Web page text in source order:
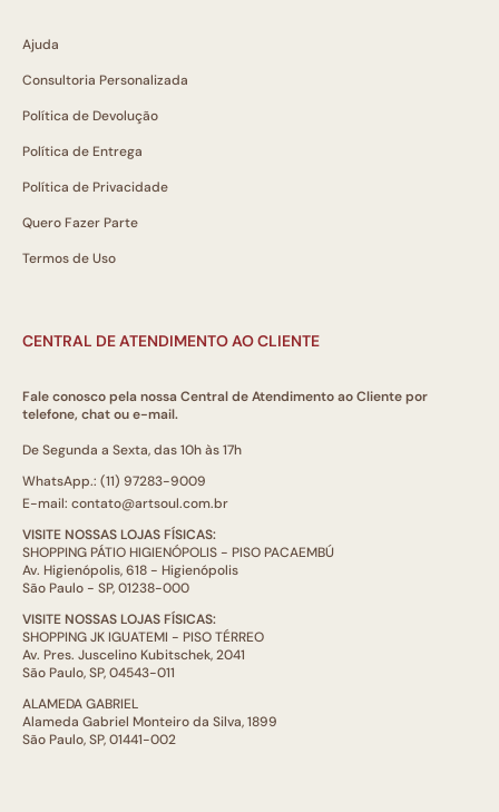
Ajuda
Consultoria Personalizada
Política de Devolução
Política de Entrega
Política de Privacidade
Quero Fazer Parte
Termos de Uso
CENTRAL DE ATENDIMENTO AO CLIENTE
Fale conosco pela nossa Central de Atendimento ao Cliente por
telefone, chat ou e-mail.
De Segunda a Sexta, das 10h às 17h
WhatsApp.: (11) 97283-9009
E-mail: contato@artsoul.com.br
VISITE NOSSAS LOJAS FÍSICAS:
SHOPPING PÁTIO HIGIENÓPOLIS - PISO PACAEMBÚ
Av. Higienópolis, 618 - Higienópolis
São Paulo - SP, 01238-000
VISITE NOSSAS LOJAS FÍSICAS:
SHOPPING JK IGUATEMI - PISO TÉRREO
Av. Pres. Juscelino Kubitschek, 2041
São Paulo, SP, 04543-011
ALAMEDA GABRIEL
Alameda Gabriel Monteiro da Silva, 1899
São Paulo, SP, 01441-002